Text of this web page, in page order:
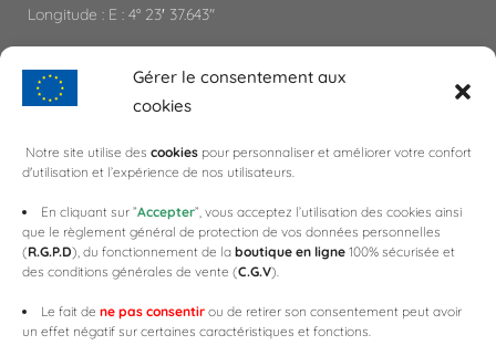
Gérer le consentement aux
cookies
Notre site utilise des cookies pour personnaliser et améliorer votre confort
d'utilisation et l’expérience de nos utilisateurs.
En cliquant sur ”Accepter”, vous acceptez l’utilisation des cookies ainsi
que le règlement général de protection de vos données personnelles
(R.G.P.D), du fonctionnement de la boutique en ligne 100% sécurisée et
des conditions générales de vente (C.G.V).
Le fait de ne pas consentir ou de retirer son consentement peut avoir
un effet négatif sur certaines caractéristiques et fonctions.
Longitude : E : 4° 23′ 37.643″
PARTENAIRES
CAP'C
CELLES SUR OURCE
CHAMPAGNE DAY
COTEAUX,MAISONS & CAVES DE CHAMPAGNE
SAULTE BOUCHON